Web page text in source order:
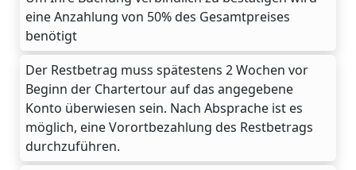
eine Anzahlung von 50% des Gesamtpreises
benötigt
Der Restbetrag muss spätestens 2 Wochen vor
Beginn der Chartertour auf das angegebene
Konto überwiesen sein. Nach Absprache ist es
möglich, eine Vorortbezahlung des Restbetrags
durchzuführen.